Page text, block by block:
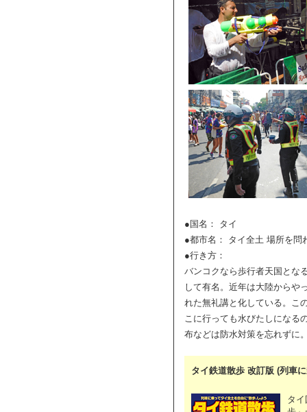
●国名： タイ
●都市名： タイ全土 場所を問
●行き方：
バンコクなら歩行者天国とな
して有名。近年は大陸からや
れた無礼講と化している。こ
こに行っても水びたしになる
布などは防水対策を忘れずに
タイ鉄道散歩 改訂版 (列車
タ